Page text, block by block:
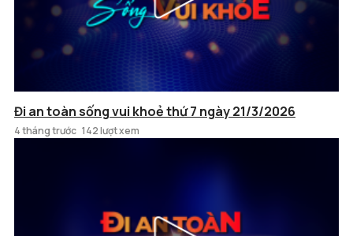
Đi an toàn sống vui khoẻ thứ 7 ngày 21/3/2026
4 tháng trước 142 lượt xem